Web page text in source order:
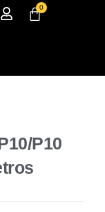
0
P10